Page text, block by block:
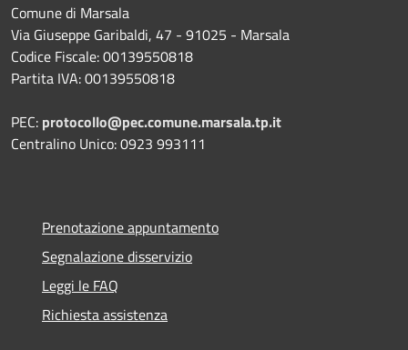
Comune di Marsala
Via Giuseppe Garibaldi, 47 - 91025 - Marsala
Codice Fiscale: 00139550818
Partita IVA: 00139550818
PEC: protocollo@pec.comune.marsala.tp.it
Centralino Unico: 0923 993111
Prenotazione appuntamento
Segnalazione disservizio
Leggi le FAQ
Richiesta assistenza